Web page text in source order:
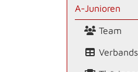
A-Junioren
Team